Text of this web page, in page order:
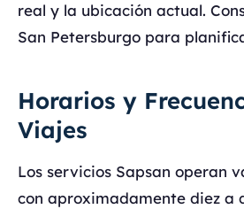
real y la ubicación actual.
San Petersburgo para
Horarios y
Viajes
Los servicios Sapsan operan
con aproximadamente diez a